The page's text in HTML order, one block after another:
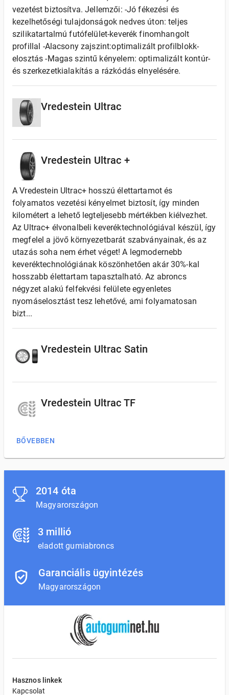
vezetést biztosítva. Jellemzői: -Jó fékezési és
kezelhetőségi tulajdonságok nedves úton: teljes
szilikatartalmú futófelület-keverék finomhangolt
profillal -Alacsony zajszint:optimalizált profilblokk-
elosztás -Magas szintű kényelem: optimalizált kontúr-
és szerkezetkialakítás a rázkódás elnyelésére.
Vredestein Ultrac
Vredestein Ultrac +
A Vredestein Ultrac+ hosszú élettartamot és
folyamatos vezetési kényelmet biztosít, így minden
kilométert a lehető legteljesebb mértékben kiélvezhet.
Az Ultrac+ élvonalbeli keveréktechnológiával készül, így
megfelel a jövő környezetbarát szabványainak, és az
utazás soha nem érhet véget! A legmodernebb
keveréktechnológiának köszönhetően akár 30%-kal
hosszabb élettartam tapasztalható. Az abroncs
négyzet alakú felfekvési felülete egyenletes
nyomáselosztást tesz lehetővé, ami folyamatosan
bizt...
Vredestein Ultrac Satin
Vredestein Ultrac TF
BŐVEBBEN
2014 óta
Magyarországon
3 millió
eladott gumiabroncs
Garanciális ügyintézés
Magyarországon
Hasznos linkek
Kapcsolat